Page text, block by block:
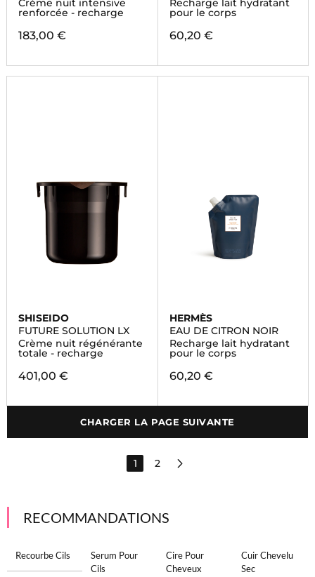
Crème nuit intensive
renforcée - recharge
183,00 €
Recharge lait hydratant
pour le corps
60,20 €
SHISEIDO
FUTURE SOLUTION LX
Crème nuit régénérante
totale - recharge
401,00 €
HERMÈS
EAU DE CITRON NOIR
Recharge lait hydratant
pour le corps
60,20 €
CHARGER LA PAGE SUIVANTE
1 2
RECOMMANDATIONS
Recourbe Cils
Serum Pour
Cils
Cire Pour
Cheveux
Cuir Chevelu
Sec